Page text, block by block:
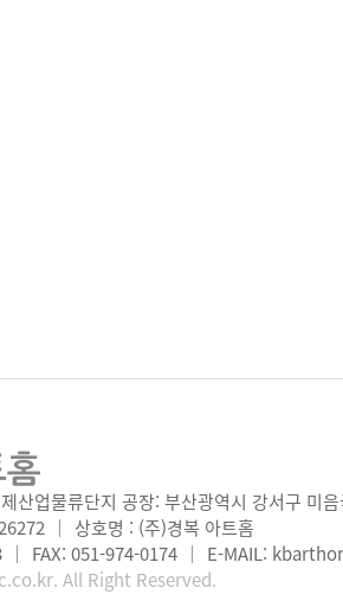
산업물류단지 공장: 부산광역시 강서구 미
｜ 상호명 : (주)경복 아트홈
｜ FAX: 051-974-0174 ｜ E-MAIL:
All Right Reserved.